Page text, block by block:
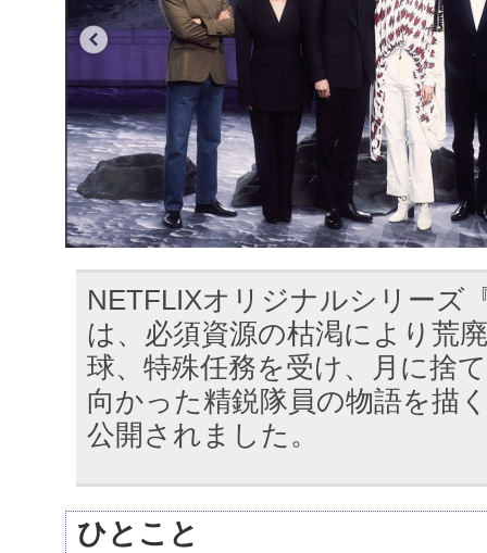
NETFLIXオリジナルシリーズ
は、必須資源の枯渇により荒
球、特殊任務を受け、月に捨
向かった精鋭隊員の物語を描
公開されました。
ひとこと